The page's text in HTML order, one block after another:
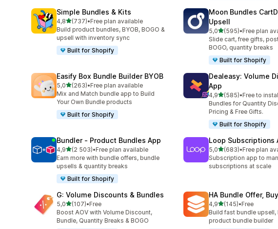
Simple Bundles & Kits
4,8av 5 stjerner
(737)
Totalt 737 omtaler
•Free plan available
Build product bundles, BYOB, BOGO &
upsell with inventory sync
Built for Shopify
Moon Bundles
Upsell
5,0av 5 stjerner
(595)
Totalt 595 omtaler
•Free plan
Slide cart, free gifts,
BOGO, quantity breaks
Built for Shopify
Easify Box Bundle Builder BYOB
5,0av 5 stjerner
(263)
Totalt 263 omtaler
•Free plan available
Mix and Match bundle app to Build
Your Own Bundle products
Built for Shopify
Dealeasy: Volume
App
4,9av 5 stjerner
(585)
Totalt 585 omtaler
•Free to
Bundles for Quantity
Pricing & Free Gifts.
Built for Shopify
Bundler ‑ Product Bundles App
4,9av 5 stjerner
(2 503)
Totalt 2503 omtaler
•Free plan available
Earn more with bundle offers, bundle
upsells & quantity breaks
Built for Shopify
Loop Subscriptions
5,0av 5 stjerner
(683)
Totalt 683 omtaler
•Free plan
Subscription app to
subscriptions at scale
G: Volume Discounts & Bundles
5,0av 5 stjerner
(107)
Totalt 107 omtaler
•Free
Boost AOV with Volume Discount,
Bundle, Quantity Breaks & BOGO
HA Bundle Offer,
4,9av 5 stjerner
(145)
Totalt 145 omtaler
•Free
Build fast bundle upsell,
product bundle builder